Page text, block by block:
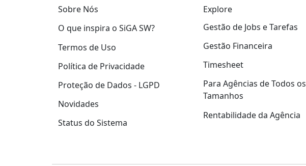
Sobre Nós
O que inspira o SiGA SW?
Termos de Uso
Política de Privacidade
Proteção de Dados - LGPD
Novidades
Status do Sistema
Explore
Gestão de Jobs e Tarefas
Gestão Financeira
Timesheet
Para Agências de Todos os
Tamanhos
Rentabilidade da Agência